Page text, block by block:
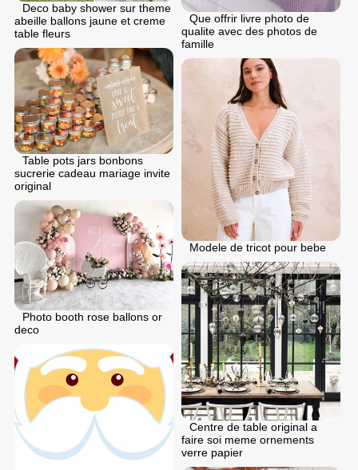
Deco baby shower sur theme
abeille ballons jaune et creme
table fleurs
Que offrir livre photo de
qualite avec des photos de
famille
Table pots jars bonbons
sucrerie cadeau mariage invite
original
Modele de tricot pour bebe
Photo booth rose ballons or
deco
Centre de table original a
faire soi meme ornements
verre papier